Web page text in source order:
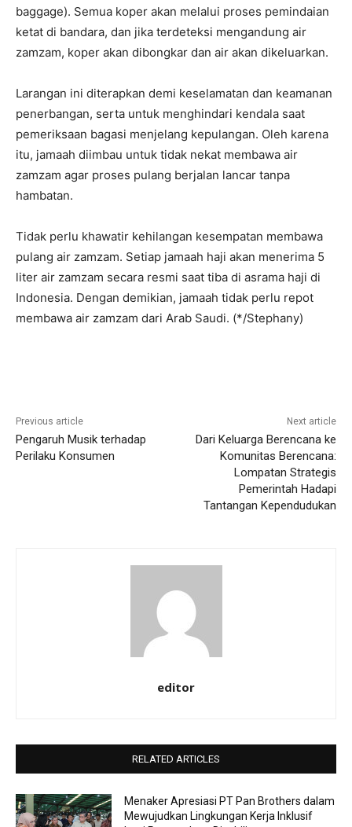
baggage). Semua koper akan melalui proses pemindaian
ketat di bandara, dan jika terdeteksi mengandung air
zamzam, koper akan dibongkar dan air akan dikeluarkan.
Larangan ini diterapkan demi keselamatan dan keamanan
penerbangan, serta untuk menghindari kendala saat
pemeriksaan bagasi menjelang kepulangan. Oleh karena
itu, jamaah diimbau untuk tidak nekat membawa air
zamzam agar proses pulang berjalan lancar tanpa
hambatan.
Tidak perlu khawatir kehilangan kesempatan membawa
pulang air zamzam. Setiap jamaah haji akan menerima 5
liter air zamzam secara resmi saat tiba di asrama haji di
Indonesia. Dengan demikian, jamaah tidak perlu repot
membawa air zamzam dari Arab Saudi. (*/Stephany)
Previous article
Pengaruh Musik terhadap
Perilaku Konsumen
Next article
Dari Keluarga Berencana ke
Komunitas Berencana:
Lompatan Strategis
Pemerintah Hadapi
Tantangan Kependudukan
editor
RELATED ARTICLES
Menaker Apresiasi PT Pan Brothers dalam
Mewujudkan Lingkungan Kerja Inklusif